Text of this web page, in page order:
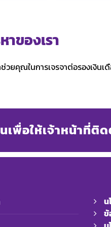
าของเรา
ยคุณในการเจรจาต่อรองเงิน
เพื่อให้เจ้าหน้าที่ติ
น
ข้